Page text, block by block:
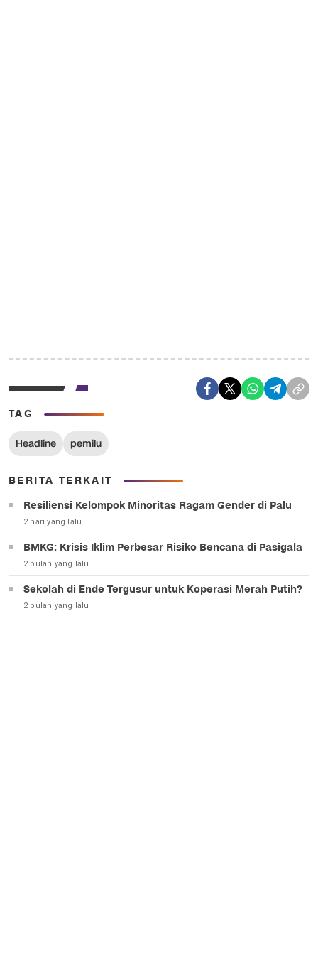
TAG
Headline pemilu
BERITA TERKAIT
Resiliensi Kelompok Minoritas Ragam Gender di Palu
2 hari yang lalu
BMKG: Krisis Iklim Perbesar Risiko Bencana di Pasigala
2 bulan yang lalu
Sekolah di Ende Tergusur untuk Koperasi Merah Putih?
2 bulan yang lalu